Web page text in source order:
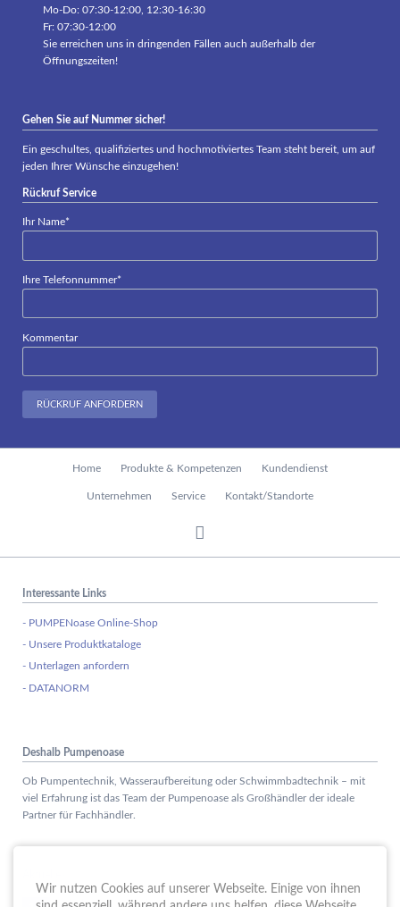
Mo-Do: 07:30-12:00, 12:30-16:30
Fr: 07:30-12:00
Sie erreichen uns in dringenden Fällen auch außerhalb der
Öffnungszeiten!
Gehen Sie auf Nummer sicher!
Ein geschultes, qualifiziertes und hochmotiviertes Team steht bereit, um auf
jeden Ihrer Wünsche einzugehen!
Rückruf Service
Pflichtfeld
Ihr Name*
Pflichtfeld
Ihre Telefonnummer*
Kommentar
RÜCKRUF ANFORDERN
Home Produkte & Kompetenzen Kundendienst
Unternehmen Service Kontakt/Standorte
Interessante Links
- PUMPENoase Online-Shop
- Unsere Produktkataloge
- Unterlagen anfordern
- DATANORM
Deshalb Pumpenoase
Ob Pumpentechnik, Wasseraufbereitung oder Schwimmbadtechnik – mit
viel Erfahrung ist das Team der Pumpenoase als Großhändler der ideale
Partner für Fachhändler.
Schule trifft Wirtschaft bei der PUMPENoase!
Wir nutzen Cookies auf unserer Webseite. Einige von ihnen